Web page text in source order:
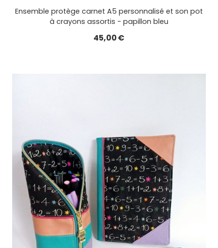
Ensemble protège carnet A5 personnalisé et son pot
à crayons assortis - papillon bleu
45,00€